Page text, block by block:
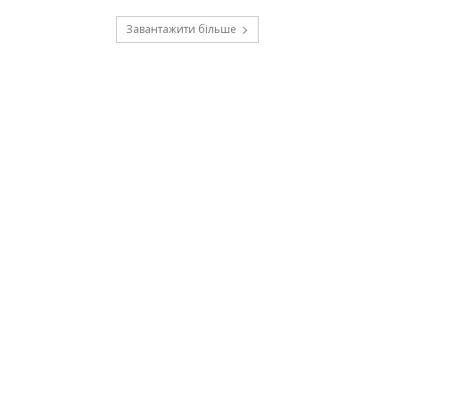
Завантажити більше